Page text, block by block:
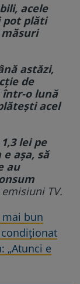
acele
pot plăti
astăzi,
de
într-o lună
acel
lei pe
așa, să
au
TV.
mai bun
„Atunci e